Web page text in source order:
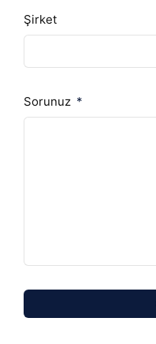
Şirket
Sorunuz